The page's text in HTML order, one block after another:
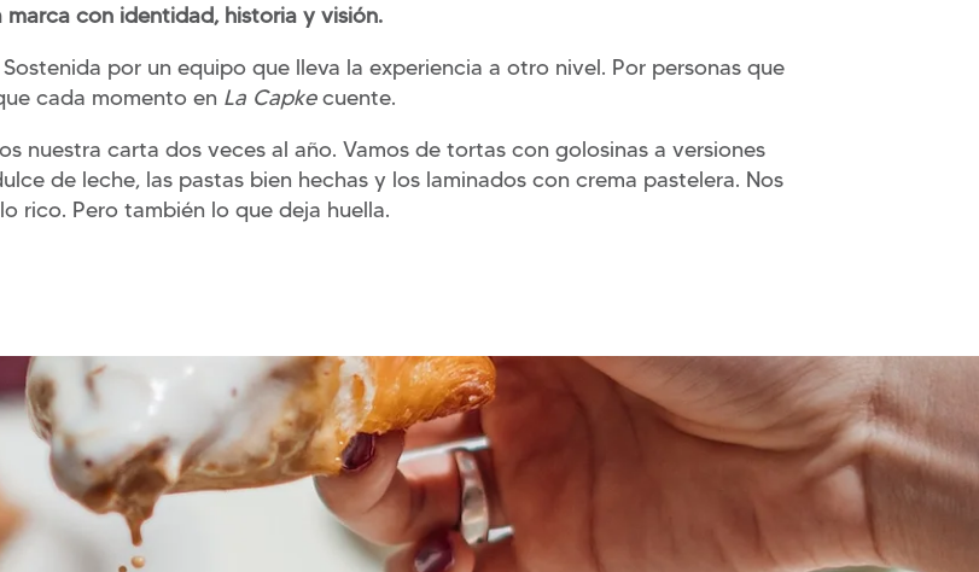
marca con identidad, historia y visión.
por un equipo que lleva la experiencia a otro nivel. Por personas que
cada momento en La Capkecuente.
nuestra carta dos veces al año. Vamos de tortas con golosinas a versiones
de leche, las pastas bien hechas y los laminados con crema pastelera. Nos
rico. Pero también lo que deja huella.